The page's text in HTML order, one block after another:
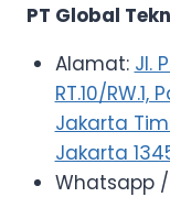
PT Global
Alamat: Jl.
RT.10/
Jakarta
Jakarta
Whatsapp /